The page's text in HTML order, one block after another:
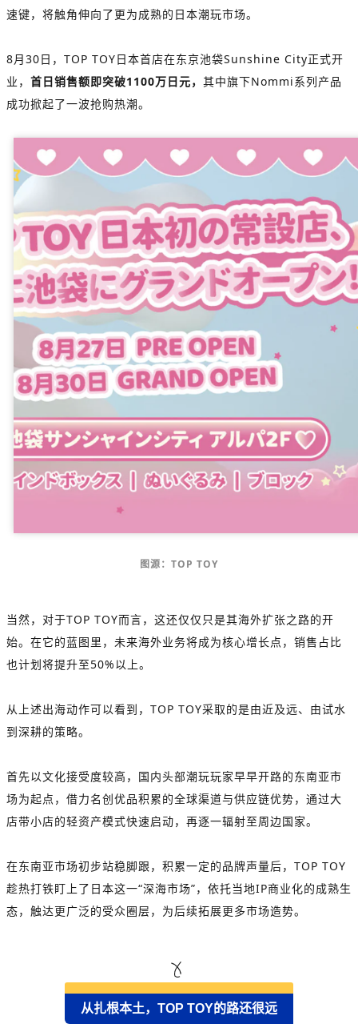
速键，将触角伸向了更为成熟的日本潮玩市场。
8月30日， TOP TOY日本首店在东京池袋Sunshine City正式开
业， 首日销售额即突破1100万日元， 其中旗下Nommi系列产品
成功掀起了一波抢购热潮。
图源：TOP TOY
当然，对于TOP TOY而言，这还仅仅只是其海外扩张之路的开
始。在它的蓝图里，未来海外业务将成为核心增长点，销售占比
也计划将提升至50%以上。
从上述出海动作可以看到，TOP TOY采取的是由近及远、由试水
到深耕的策略。
首先以文化接受度较高，国内头部潮玩玩家早早开路的东南亚市
场为起点，借力名创优品积累的全球渠道与供应链优势，通过大
店带小店的轻资产模式快速启动，再逐一辐射至周边国家。
在东南亚市场初步站稳脚跟，积累一定的品牌声量后，TOP TOY
趁热打铁盯上了日本这一“深海市场”，依托当地IP商业化的成熟生
态，触达更广泛的受众圈层，为后续拓展更多市场造势。
从扎根本土，TOP TOY的路还很远